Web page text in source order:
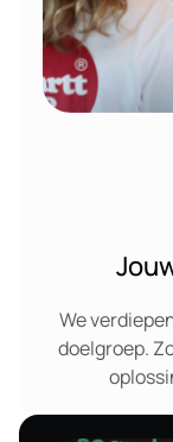
We
doelgroep.